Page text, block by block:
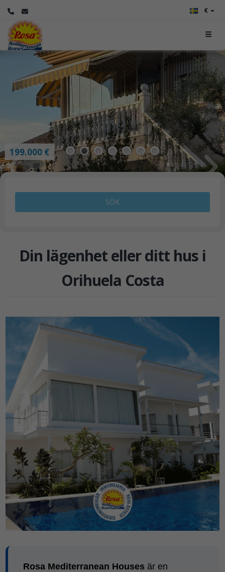
€
199.000 €
1 2 3 4 5 6 7
SÖK
Din lägenhet eller ditt hus i
Orihuela Costa
Rosa Mediterranean Houses är en